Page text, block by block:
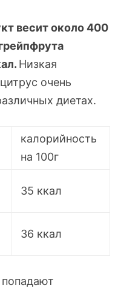
весит около 400
Низкая
очень
диетах.
калорийность
на 100г
35 ккал
36 ккал